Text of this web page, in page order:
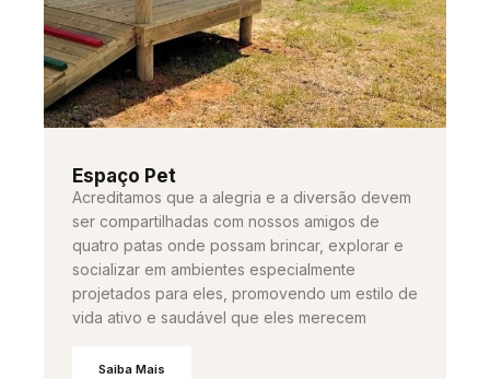
Espaço Pet
Acreditamos que a alegria e a diversão devem
ser compartilhadas com nossos amigos de
quatro patas onde possam brincar, explorar e
socializar em ambientes especialmente
projetados para eles, promovendo um estilo de
vida ativo e saudável que eles merecem
Saiba Mais